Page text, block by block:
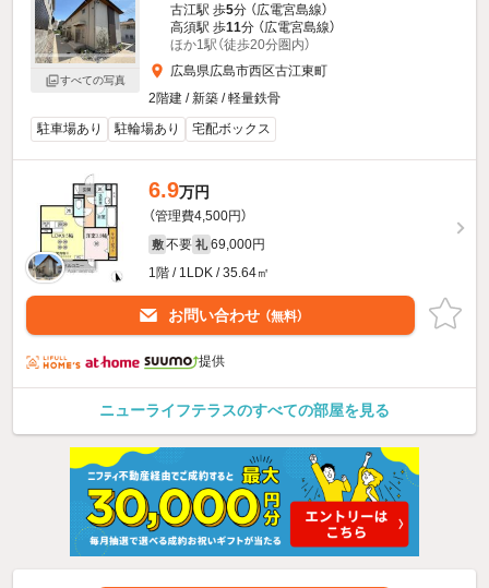
すべての写真
古江駅 歩5分 （広電宮島線）
高須駅 歩11分 （広電宮島線）
ほか1駅（徒歩20分圏内）
広島県広島市西区古江東町
2階建 / 新築 / 軽量鉄骨
駐車場あり
駐輪場あり 宅配ボックス
6.9万円
（管理費4,500円）
敷 不要 礼 69,000円
1階 / 1LDK / 35.64㎡
お問い合わせ （無料）
提供
ニューライフテラスのすべての部屋を見る